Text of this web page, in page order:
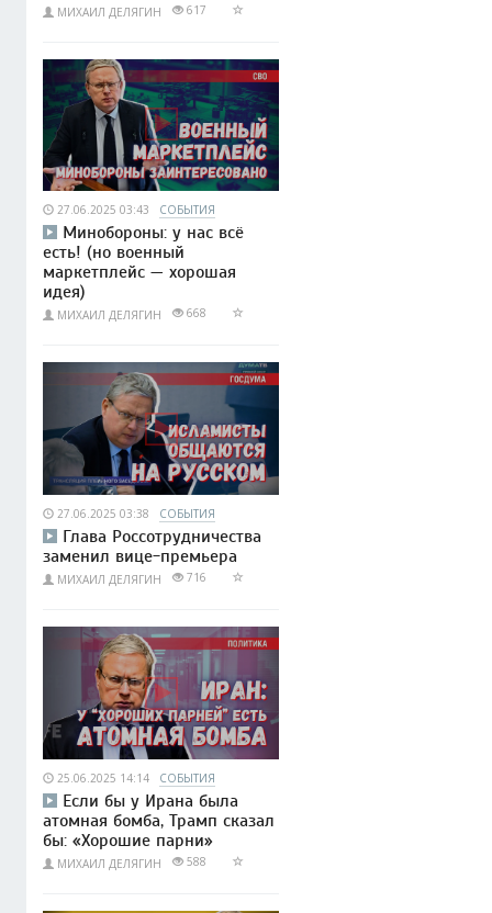
МИХАИЛ ДЕЛЯГИН 617
27.06.2025 03:43 СОБЫТИЯ
Минобороны: у нас всё
есть! (но военный
маркетплейс — хорошая
идея)
МИХАИЛ ДЕЛЯГИН 668
27.06.2025 03:38 СОБЫТИЯ
Глава Россотрудничества
заменил вице-премьера
МИХАИЛ ДЕЛЯГИН 716
25.06.2025 14:14 СОБЫТИЯ
Если бы у Ирана была
атомная бомба, Трамп сказал
бы: «Хорошие парни»
МИХАИЛ ДЕЛЯГИН 588